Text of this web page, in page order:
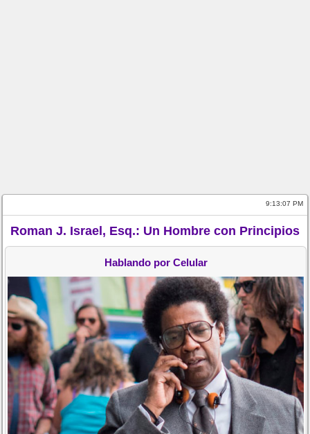
9:13:07 PM
Roman J. Israel, Esq.: Un Hombre con Principios
Hablando por Celular